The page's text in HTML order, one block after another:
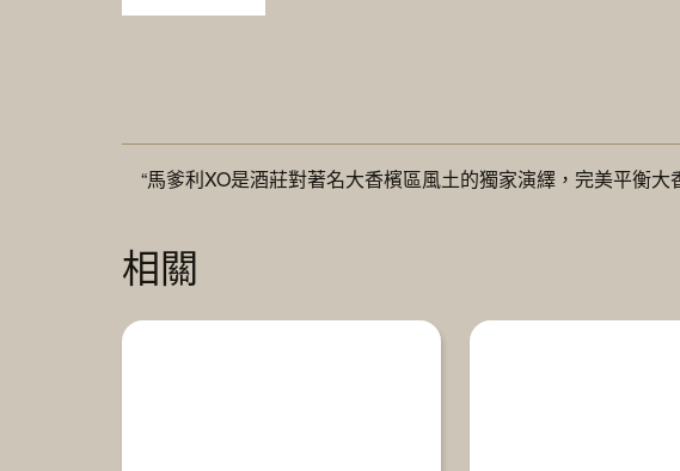
“馬爹利XO是酒莊對著名大香檳區風土的獨家演繹，完美平衡
相關